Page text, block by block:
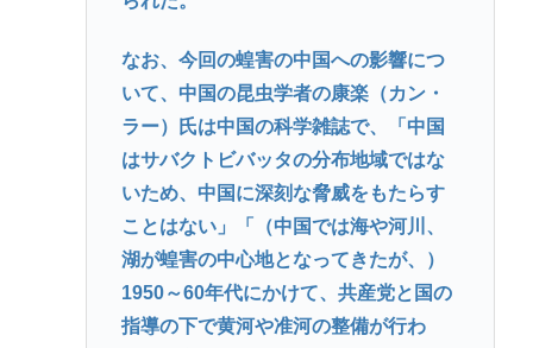
なお、今回の蝗害の中国への影響につ
いて、中国の昆虫学者の康楽（カン・
ラー）氏は中国の科学雑誌で、「中国
はサバクトビバッタの分布地域ではな
いため、中国に深刻な脅威をもたらす
ことはない」「（中国では海や河川、
湖が蝗害の中心地となってきたが、）
1950～60年代にかけて、共産党と国の
指導の下で黄河や准河の整備が行わ